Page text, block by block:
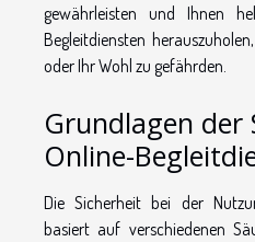
gewährleisten und Ihnen
Begleitdiensten
oder Ihr Wohl zu gefährden.
Grundlagen der
Online-
Die Sicherheit bei der
basiert auf verschiedenen